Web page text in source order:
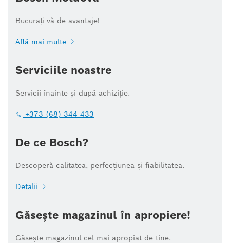
Bucurați-vă de avantaje!
Află mai multe
Serviciile noastre
Servicii înainte și după achiziție.
+373 (68) 344 433
De ce Bosch?
Descoperă calitatea, perfecțiunea și fiabilitatea.
Detalii
Găsește magazinul în apropiere!
Găsește magazinul cel mai apropiat de tine.